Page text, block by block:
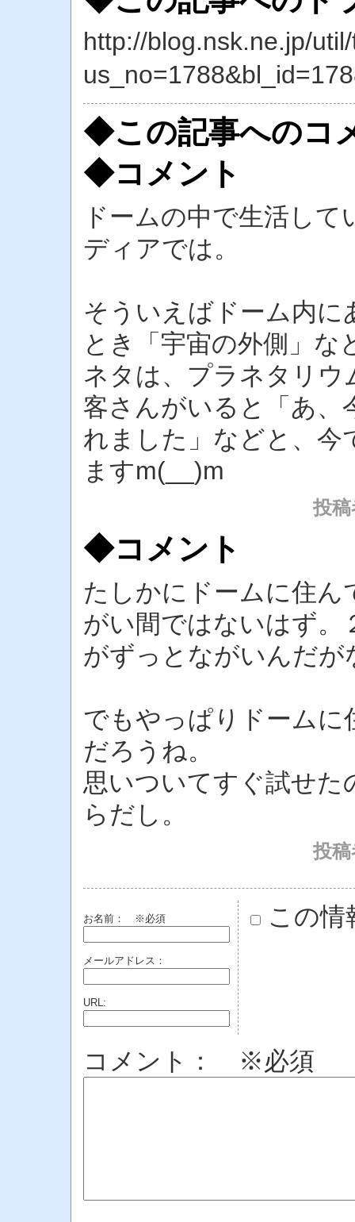
http://blog.nsk.ne.jp/
◆この記事へのコ
◆コメント
ドームの中で生活し
ディアでは。
そういえばドーム内に
とき「宇宙の外側」
ネタは、プラネタリ
客さんがいると「あ、
れました」などと、
ますm(__)m
投
◆コメント
たしかにドームに住
がい間ではないはず
がずっとながいんだが
でもやっぱりドーム
だろうね。
思いついてすぐ試せ
らだし。
投
お名前： ※必須
メールアドレス：
URL:
この情
コメント： ※必須